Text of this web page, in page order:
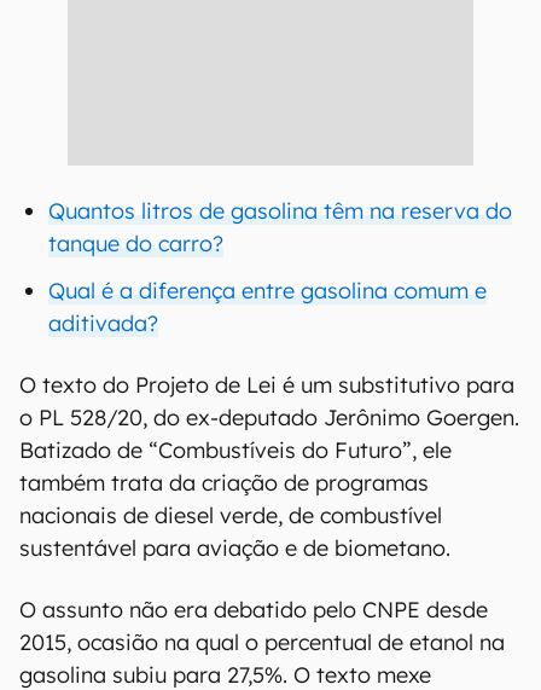
Quantos litros de gasolina têm na reserva do
tanque do carro?
Qual é a diferença entre gasolina comum e
aditivada?
O texto do Projeto de Lei é um substitutivo para
o PL 528/20, do ex-deputado Jerônimo Goergen.
Batizado de “Combustíveis do Futuro”, ele
também trata da criação de programas
nacionais de diesel verde, de combustível
sustentável para aviação e de biometano.
O assunto não era debatido pelo CNPE desde
2015, ocasião na qual o percentual de etanol na
gasolina subiu para 27,5%. O texto mexe